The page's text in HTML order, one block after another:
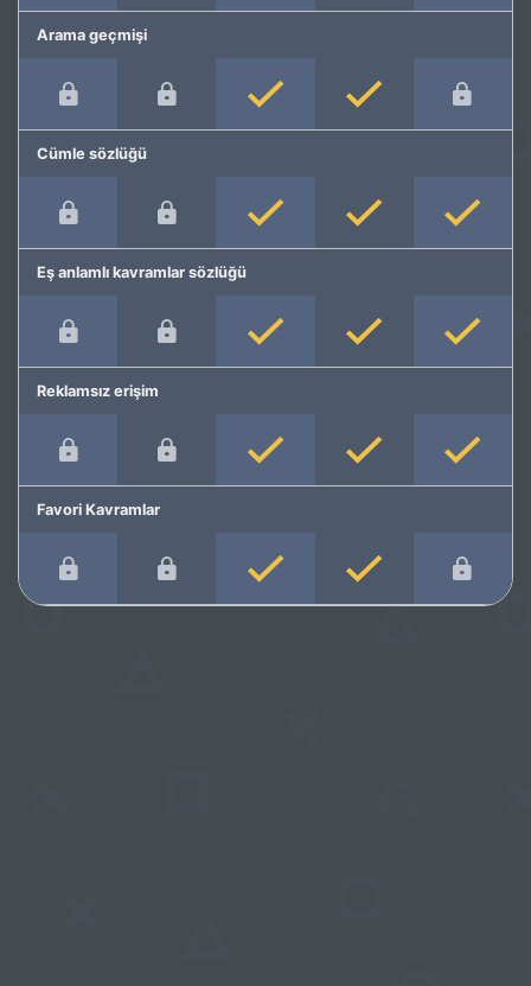
Arama geçmişi
Cümle sözlüğü
Eş anlamlı kavramlar sözlüğü
Reklamsız erişim
Favori Kavramlar